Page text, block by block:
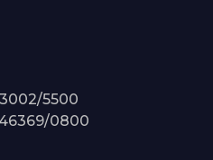
5500
0800